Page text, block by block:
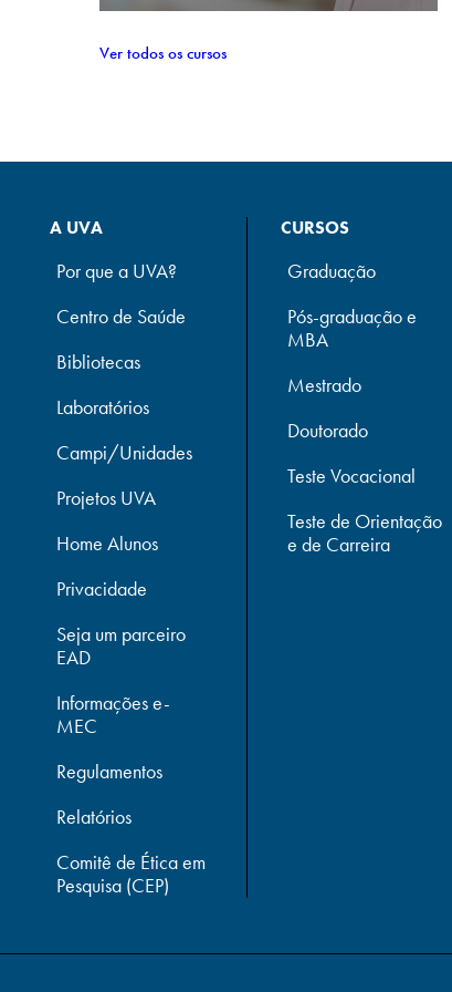
Ver todos os cursos
A UVA
Por que a UVA?
Centro de Saúde
Bibliotecas
Laboratórios
Campi/Unidades
Projetos UVA
Home Alunos
Privacidade
Seja um parceiro
EAD
Informações e-
MEC
Regulamentos
Relatórios
Comitê de Ética em
Pesquisa (CEP)
CURSOS
Graduação
Pós-graduação e
MBA
Mestrado
Doutorado
Teste Vocacional
Teste de Orientação
e de Carreira